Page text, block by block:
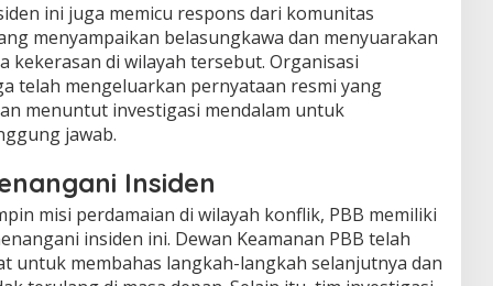
ini juga memicu respons dari komunitas
menyampaikan belasungkawa dan menyuarakan
di wilayah tersebut. Organisasi
telah mengeluarkan pernyataan resmi yang
menuntut investigasi mendalam untuk
jawab.
Insiden
misi perdamaian di wilayah konflik, PBB memiliki
insiden ini. Dewan Keamanan PBB telah
untuk membahas langkah-langkah selanjutnya dan